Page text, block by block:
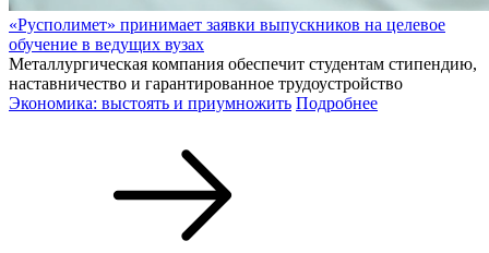
«Русполимет» принимает заявки выпускников на целевое
обучение в ведущих вузах
Металлургическая компания обеспечит студентам стипендию,
наставничество и гарантированное трудоустройство
Экономика: выстоять и приумножить Подробнее